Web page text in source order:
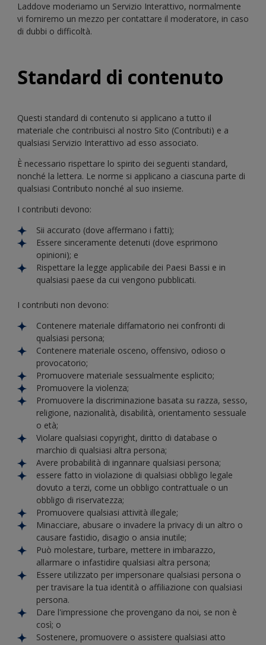
Laddove moderiamo un Servizio Interattivo, normalmente
vi forniremo un mezzo per contattare il moderatore, in caso
di dubbi o difficoltà.
Standard di contenuto
Questi standard di contenuto si applicano a tutto il
materiale che contribuisci al nostro Sito (Contributi) e a
qualsiasi Servizio Interattivo ad esso associato.
È necessario rispettare lo spirito dei seguenti standard,
nonché la lettera. Le norme si applicano a ciascuna parte di
qualsiasi Contributo nonché al suo insieme.
I contributi devono:
Sii accurato (dove affermano i fatti);
Essere sinceramente detenuti (dove esprimono
opinioni); e
Rispettare la legge applicabile dei Paesi Bassi e in
qualsiasi paese da cui vengono pubblicati.
I contributi non devono:
Contenere materiale diffamatorio nei confronti di
qualsiasi persona;
Contenere materiale osceno, offensivo, odioso o
provocatorio;
Promuovere materiale sessualmente esplicito;
Promuovere la violenza;
Promuovere la discriminazione basata su razza, sesso,
religione, nazionalità, disabilità, orientamento sessuale
o età;
Violare qualsiasi copyright, diritto di database o
marchio di qualsiasi altra persona;
Avere probabilità di ingannare qualsiasi persona;
essere fatto in violazione di qualsiasi obbligo legale
dovuto a terzi, come un obbligo contrattuale o un
obbligo di riservatezza;
Promuovere qualsiasi attività illegale;
Minacciare, abusare o invadere la privacy di un altro o
causare fastidio, disagio o ansia inutile;
Può molestare, turbare, mettere in imbarazzo,
allarmare o infastidire qualsiasi altra persona;
Essere utilizzato per impersonare qualsiasi persona o
per travisare la tua identità o affiliazione con qualsiasi
persona.
Dare l'impressione che provengano da noi, se non è
così; o
Sostenere, promuovere o assistere qualsiasi atto